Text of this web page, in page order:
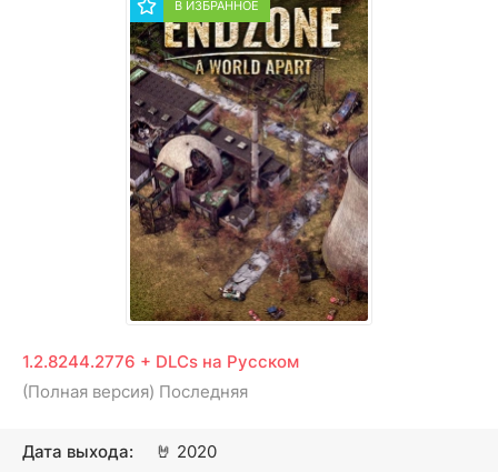
В ИЗБРАННОЕ
1.2.8244.2776 + DLCs на Русском
(Полная версия) Последняя
🤘
Дата выхода: 2020